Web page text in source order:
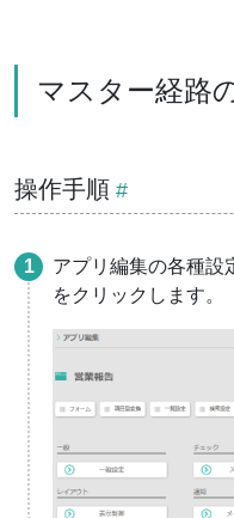
マスター経路
操作手順
アプリ編集の各種設
をクリックします。